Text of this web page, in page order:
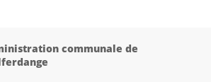
communale de